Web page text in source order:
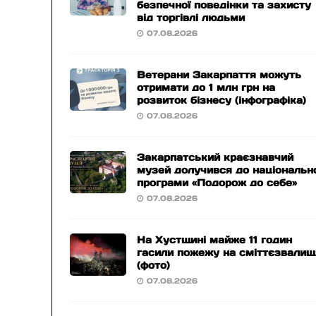
безпечної поведінки та захисту
від торгівлі людьми
07.08.2026
Ветерани Закарпаття можуть
отримати до 1 млн грн на
розвиток бізнесу (інфографіка)
07.08.2026
Закарпатський краєзнавчий
музей долучився до
програми «Подорож до себе»
07.08.2026
На Хустщині майже 11 годин
гасили пожежу на
(фото)
07.08.2026